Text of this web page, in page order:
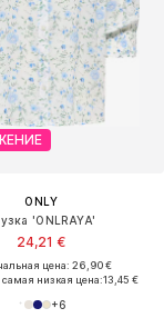
ONLY
'ONLRAYA'
24,21 €
цена: 26,90 €
низкая цена:13,45 €
+6